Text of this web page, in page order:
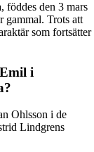
föddes den 3 mars
gammal. Trots att
som fortsätter
i
Ohlsson i de
Lindgrens